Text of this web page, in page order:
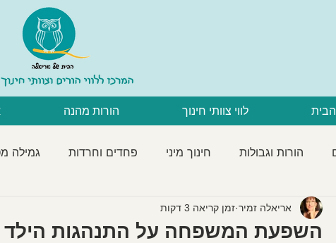
לווי צוותי חינוך הורות מהנה
הורות וגבולות חינוך מיני פחדים וחרדות גמילה
התחלות חדשות ומעברים
השפעת המשפחה על התנהגות הילד
אריאלה זמיר זמן קריאה 3 דקות